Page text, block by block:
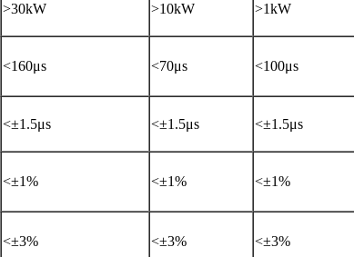
>30kW >10kW >1kW
<160μs <70μs <100μs
<±1.5μs <±1.5μs <±1.5μs
<±1% <±1% <±1%
<±3% <±3% <±3%